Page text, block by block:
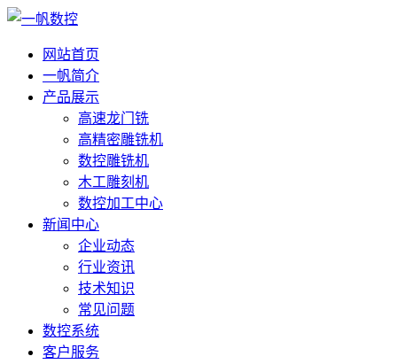
网站首页
一帆简介
产品展示
高速龙门铣
高精密雕铣机
数控雕铣机
木工雕刻机
数控加工中心
新闻中心
企业动态
行业资讯
技术知识
常见问题
数控系统
客户服务